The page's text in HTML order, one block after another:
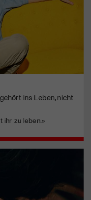
ins Leben, nicht
ihr zu leben.»